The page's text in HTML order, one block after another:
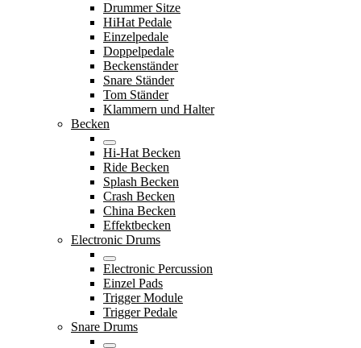
Drummer Sitze
HiHat Pedale
Einzelpedale
Doppelpedale
Beckenständer
Snare Ständer
Tom Ständer
Klammern und Halter
Becken
Hi-Hat Becken
Ride Becken
Splash Becken
Crash Becken
China Becken
Effektbecken
Electronic Drums
Electronic Percussion
Einzel Pads
Trigger Module
Trigger Pedale
Snare Drums